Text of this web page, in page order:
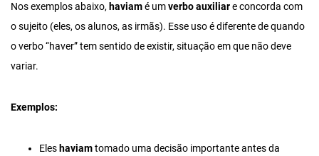
Nos exemplos abaixo, haviamé umverbo auxiliare concorda com
o sujeito (eles, os alunos, as irmãs). Esse uso é diferente de quando
o verbo “haver” tem sentido de existir, situação em que não deve
variar.
Exemplos:
Eles haviamtomado uma decisão importante antes da